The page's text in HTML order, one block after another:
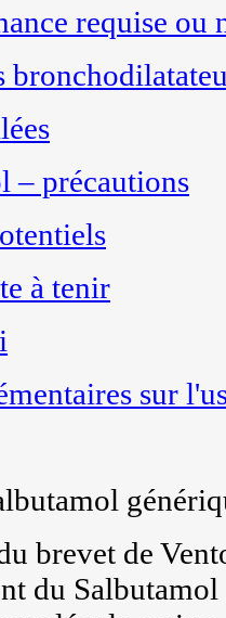
requise ou
– précautions
à tenir
sur
brevet de
du